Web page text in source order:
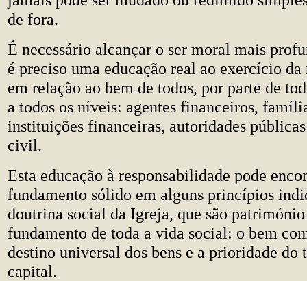
de fora.
É necessário alcançar o ser moral mais
é preciso uma educação real ao exercício
em relação ao bem de todos, por parte de
a todos os níveis: agentes financeiros,
instituições financeiras, autoridades
civil.
Esta educação à responsabilidade pode
fundamento sólido em alguns princípios
doutrina social da Igreja, que são património
fundamento de toda a vida social: o bem
destino universal dos bens e a prioridade do
capital.